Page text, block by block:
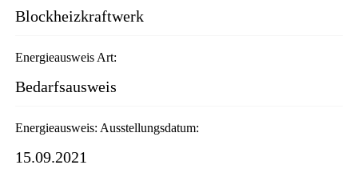
Blockheizkraftwerk
Energieausweis Art:
Bedarfsausweis
Energieausweis: Ausstellungsdatum:
15.09.2021